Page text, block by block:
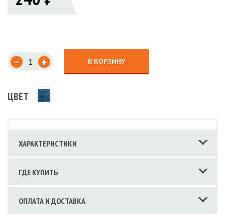
- + В КОРЗИНУ
ЦВЕТ
ХАРАКТЕРИСТИКИ
ГДЕ КУПИТЬ
ОПЛАТА И ДОСТАВКА